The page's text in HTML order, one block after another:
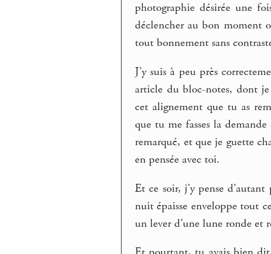
photographie désirée une
déclencher au bon moment
tout bonnement sans
J’y suis à peu près
article du bloc-notes, dont
cet alignement que tu as
que tu me fasses la
remarqué, et que je guette
en pensée avec toi.
Et ce soir, j’y pense
nuit épaisse enveloppe tout
un lever d’une lune ronde et